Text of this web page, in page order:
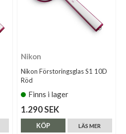
Nikon
Nikon Förstoringsglas S1 10D
Röd
Finns i lager
1.290 SEK
LÄS MER
KÖP